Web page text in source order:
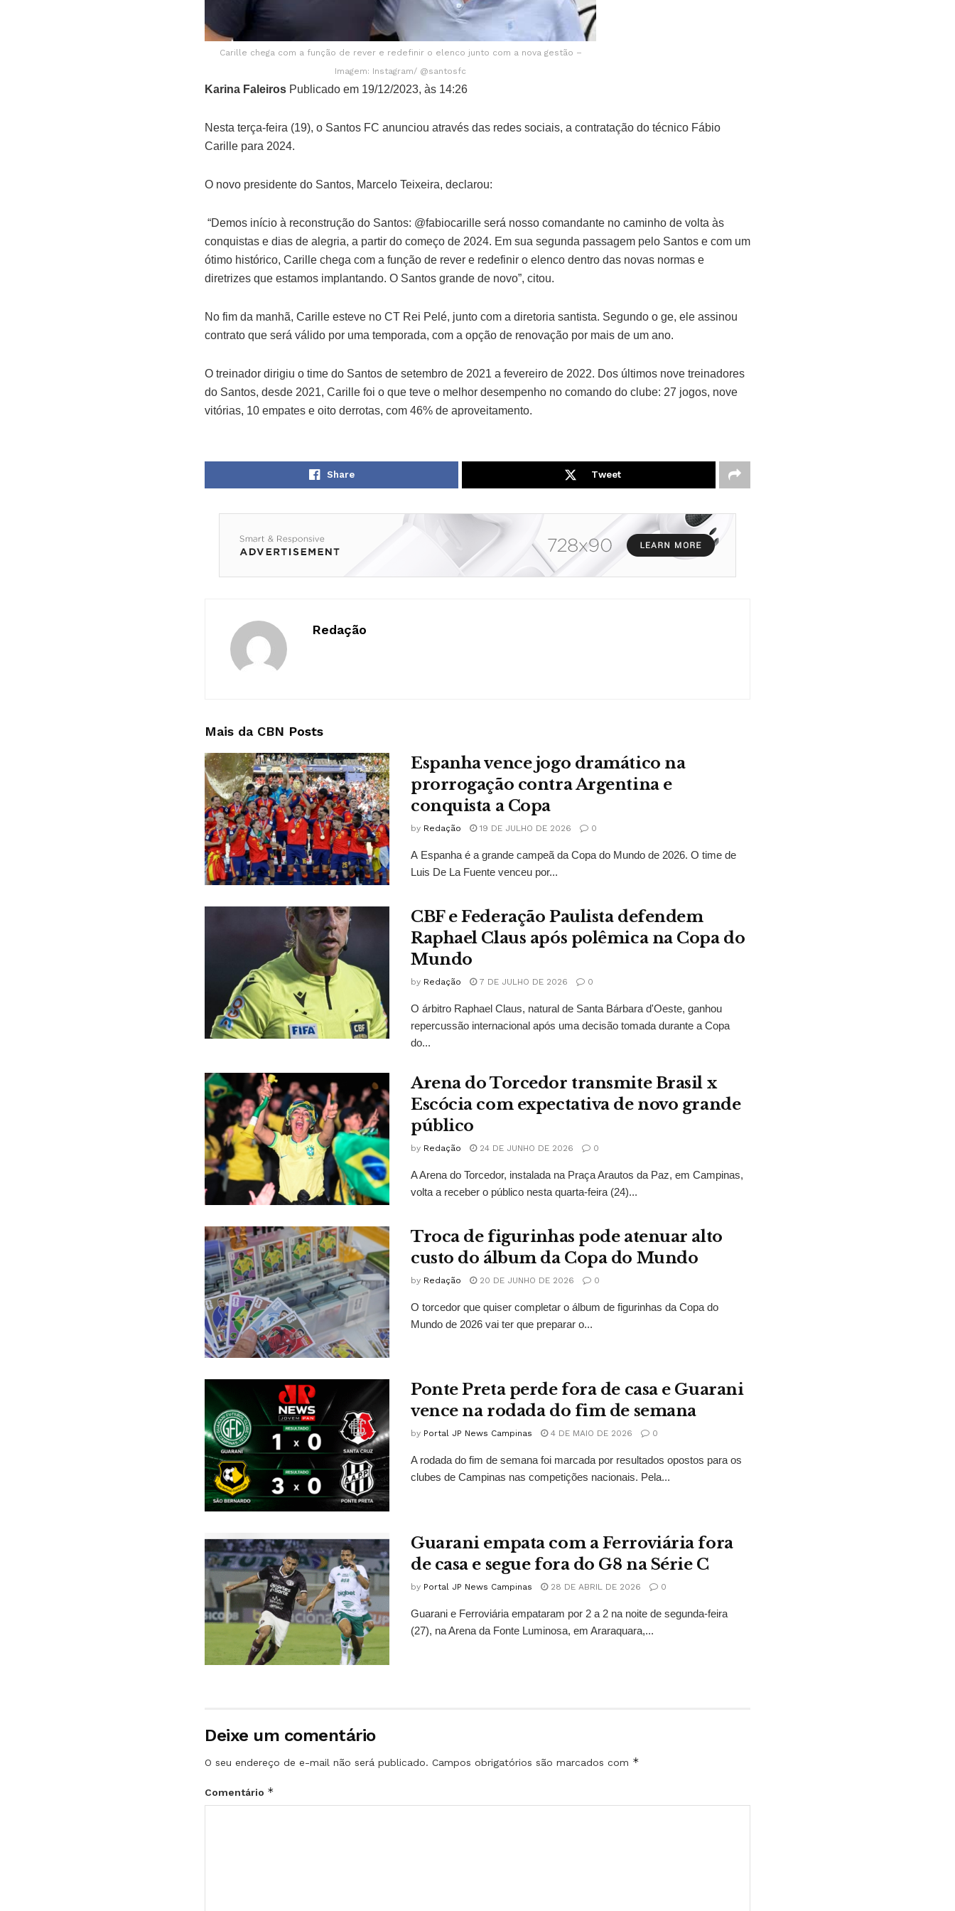
Carille chega com a função de rever e redefinir o elenco junto com a nova gestão –
Imagem: Instagram/ @santosfc
Karina Faleiros Publicado em 19/12/2023, às 14:26
Nesta terça-feira (19), o Santos FC anunciou através das redes sociais, a contratação do técnico Fábio
Carille para 2024.
O novo presidente do Santos, Marcelo Teixeira, declarou:
“Demos início à reconstrução do Santos: @fabiocarille será nosso comandante no caminho de volta às
conquistas e dias de alegria, a partir do começo de 2024. Em sua segunda passagem pelo Santos e com um
ótimo histórico, Carille chega com a função de rever e redefinir o elenco dentro das novas normas e
diretrizes que estamos implantando. O Santos grande de novo”, citou.
No fim da manhã, Carille esteve no CT Rei Pelé, junto com a diretoria santista. Segundo o ge, ele assinou
contrato que será válido por uma temporada, com a opção de renovação por mais de um ano.
O treinador dirigiu o time do Santos de setembro de 2021 a fevereiro de 2022. Dos últimos nove treinadores
do Santos, desde 2021, Carille foi o que teve o melhor desempenho no comando do clube: 27 jogos, nove
vitórias, 10 empates e oito derrotas, com 46% de aproveitamento.
Share Tweet
Redação
Mais da CBN Posts
Espanha vence jogo dramático na
prorrogação contra Argentina e
conquista a Copa
by Redação 19 DE JULHO DE 2026 0
A Espanha é a grande campeã da Copa do Mundo de 2026. O time de
Luis De La Fuente venceu por...
CBF e Federação Paulista defendem
Raphael Claus após polêmica na Copa do
Mundo
by Redação 7 DE JULHO DE 2026 0
O árbitro Raphael Claus, natural de Santa Bárbara d'Oeste, ganhou
repercussão internacional após uma decisão tomada durante a Copa
do...
Arena do Torcedor transmite Brasil x
Escócia com expectativa de novo grande
público
by Redação 24 DE JUNHO DE 2026 0
A Arena do Torcedor, instalada na Praça Arautos da Paz, em Campinas,
volta a receber o público nesta quarta-feira (24)...
Troca de figurinhas pode atenuar alto
custo do álbum da Copa do Mundo
by Redação 20 DE JUNHO DE 2026 0
O torcedor que quiser completar o álbum de figurinhas da Copa do
Mundo de 2026 vai ter que preparar o...
Ponte Preta perde fora de casa e Guarani
vence na rodada do fim de semana
by Portal JP News Campinas 4 DE MAIO DE 2026 0
A rodada do fim de semana foi marcada por resultados opostos para os
clubes de Campinas nas competições nacionais. Pela...
Guarani empata com a Ferroviária fora
de casa e segue fora do G8 na Série C
by Portal JP News Campinas 28 DE ABRIL DE 2026 0
Guarani e Ferroviária empataram por 2 a 2 na noite de segunda-feira
(27), na Arena da Fonte Luminosa, em Araraquara,...
Deixe um comentário
O seu endereço de e-mail não será publicado. Campos obrigatórios são marcados com *
Comentário *